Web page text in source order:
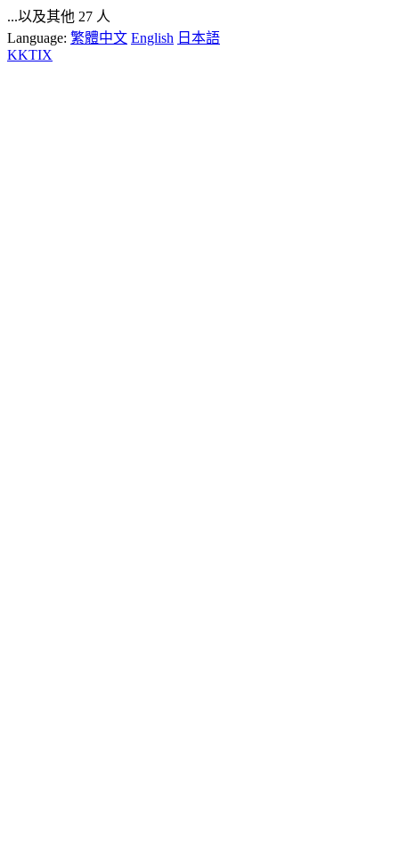
...以及其他 27 人
Language: 繁體中文 English 日本語
KKTIX